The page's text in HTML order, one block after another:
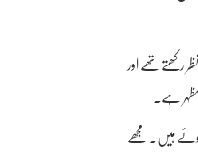
رکھتے تھے اور
ہے۔
ہیں۔ مجھے